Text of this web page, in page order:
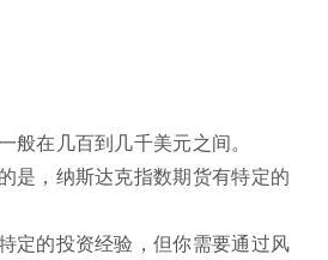
在几百到几千美元之间。
是，纳斯达克指数期货有特定的
定的投资经验，但你需要通过风